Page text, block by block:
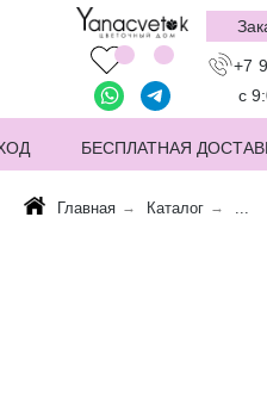
+7
БЕСПЛАТНАЯ
с
Главная → Каталог → ...